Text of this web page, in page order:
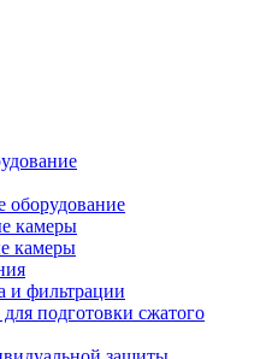
оборудование
камеры
камеры
и фильтрации
подготовки сжатого